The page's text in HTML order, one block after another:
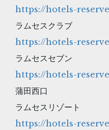
https://hotels-
ラムセスクラブ
https://hotels-
ラムセスセブン
https://hotels-
蒲田西口
ラムセスリゾート
https://hotels-